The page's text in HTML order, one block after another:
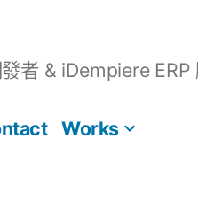
者 & iDempiere
Works